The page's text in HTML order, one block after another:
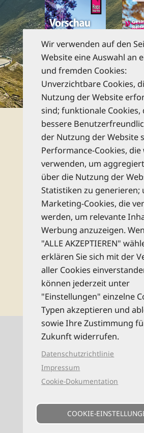
zu den Katalogen
Abonnieren Sie unseren
monatlichen Newsletter
bestens informiert zu allen
und Wissenswertem aus
How Verlag!
Rechtliche
0521 94649-0
info@reise-know-
Wir verwenden auf den
Website eine Auswahl an
und fremden Cookies:
Unverzichtbare Cookies,
Nutzung der Website
sind; funktionale Cookies,
bessere
der Nutzung der Website
Performance-Cookies, die
verwenden, um
über die Nutzung der
Statistiken zu generieren;
Marketing-Cookies, die
werden, um relevante
Werbung anzuzeigen.
"ALLE AKZEPTIEREN"
erklären Sie sich mit der
aller Cookies
können jederzeit unter
"Einstellungen" einzelne
Typen akzeptieren und
sowie Ihre Zustimmung
Zukunft widerrufen.
Datenschutzrichtlinie
Impressum
Cookie-Dokumentation
COOKIE-